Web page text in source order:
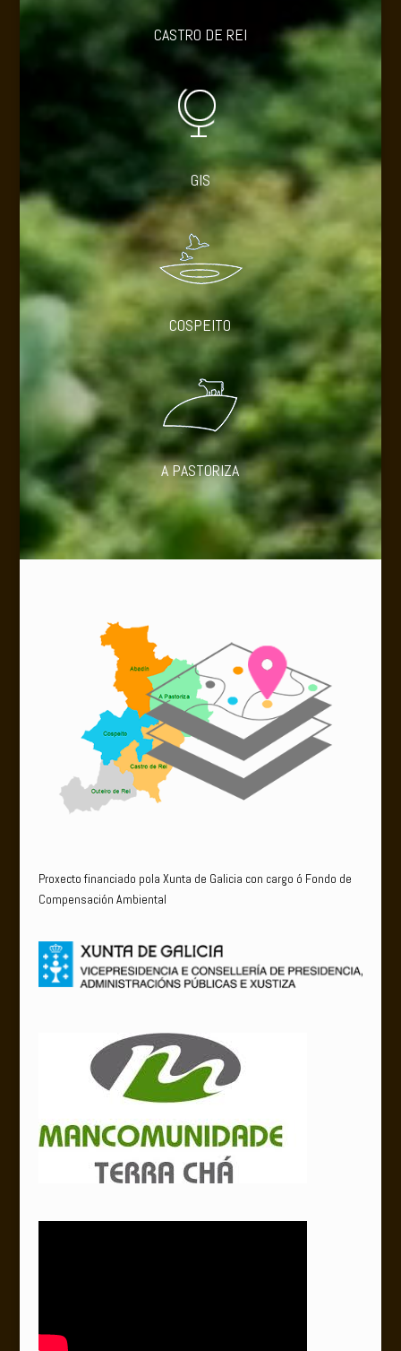
CASTRO DE REI
GIS
COSPEITO
A PASTORIZA
Proxecto financiado pola Xunta de Galicia con cargo ó Fondo de
Compensación Ambiental